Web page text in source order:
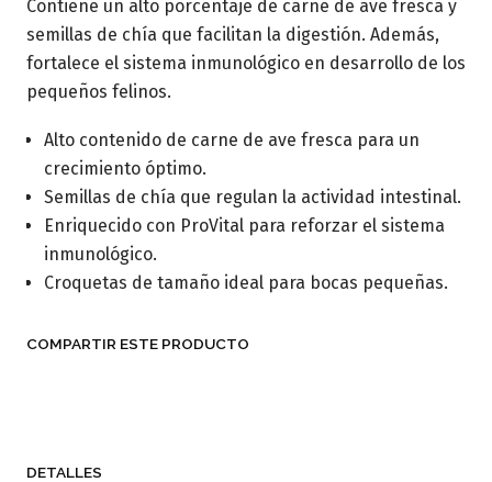
Contiene un alto porcentaje de carne de ave fresca y
semillas de chía que facilitan la digestión. Además,
fortalece el sistema inmunológico en desarrollo de los
pequeños felinos.
Alto contenido de carne de ave fresca para un
crecimiento óptimo.
Semillas de chía que regulan la actividad intestinal.
Enriquecido con ProVital para reforzar el sistema
inmunológico.
Croquetas de tamaño ideal para bocas pequeñas.
COMPARTIR ESTE PRODUCTO
DETALLES